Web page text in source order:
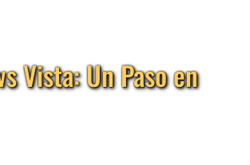
Vista: Un Paso en